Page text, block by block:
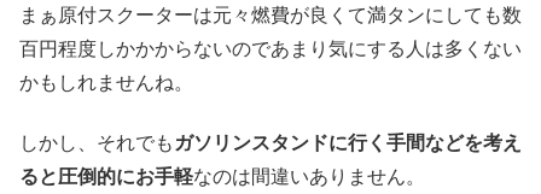
まぁ原付スクーターは元々燃費が良くて満タンにしても数
百円程度しかかからないのであまり気にする人は多くない
かもしれませんね。
しかし、それでも ガソリンスタンドに行く手間などを考え
ると圧倒的にお手軽なのは間違いありません。